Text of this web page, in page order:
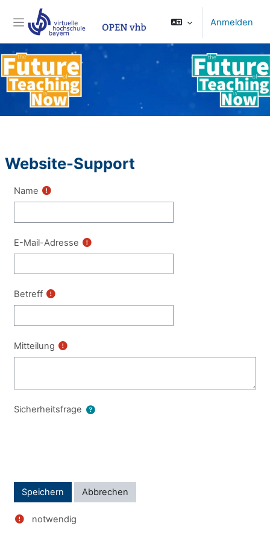
Website-Übersicht
Anmelden
Website-Support
Name
E-Mail-Adresse
Betreff
Mitteilung
Sicherheitsfrage
notwendig